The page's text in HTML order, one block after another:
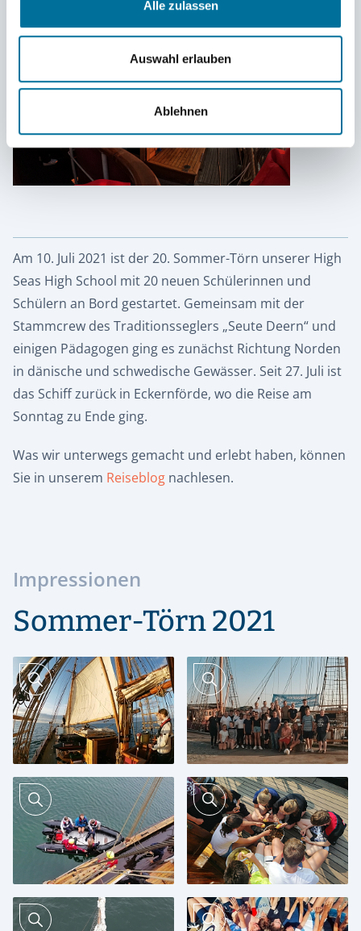
Alle zulassen
Auswahl erlauben
Ablehnen
Schülern:innen vergangener großer Reisen.
Buddys stellen als Teil der Pädagogischen Crew das
Bindeglied zwischen den pädagogischen
haben in allen Belangen immer ein offenes Ohr
oder eine unterstützende Hand für unsere
Jugendlichen.
Am 10. Juli 2021 ist der 20. Sommer-Törn unserer High
Seas High School mit 20 neuen Schülerinnen und
Schülern an Bord gestartet. Gemeinsam mit der
Stammcrew des Traditionsseglers „Seute Deern“ und
einigen Pädagogen ging es zunächst Richtung Norden
in dänische und schwedische Gewässer. Seit 27. Juli ist
das Schiff zurück in Eckernförde, wo die Reise am
Sonntag zu Ende ging.
Was wir unterwegs gemacht und erlebt haben, können
Sie in unserem Reiseblog nachlesen.
Impressionen
Sommer-Törn 2021